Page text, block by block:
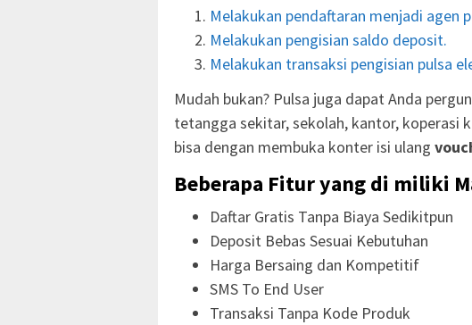
Melakukan pendaftaran menjadi agen
Melakukan pengisian saldo deposit.
Melakukan transaksi pengisian pulsa
Mudah bukan? Pulsa juga dapat Anda
tetangga sekitar, sekolah, kantor, koperasi
bisa dengan membuka konter isi ulang
Beberapa Fitur yang di miliki
Daftar Gratis Tanpa Biaya Sedikitpun
Deposit Bebas Sesuai Kebutuhan
Harga Bersaing dan Kompetitif
SMS To End User
Transaksi Tanpa Kode Produk